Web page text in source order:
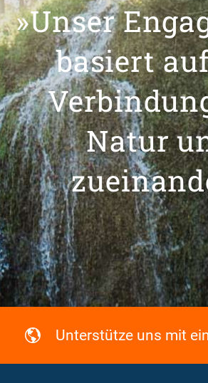
»Unser
basiert
Natur
Unterstütze uns mit